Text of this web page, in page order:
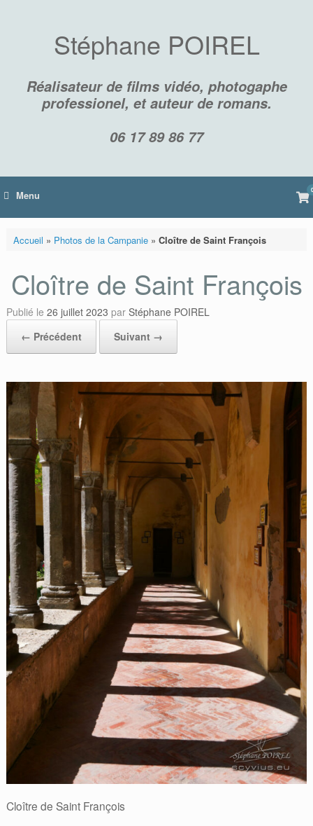
Stéphane POIREL
Réalisateur de films vidéo, photogaphe
professionel, et auteur de romans.
06 17 89 86 77
Menu 0
Accueil » Photos de la Campanie» Cloître de Saint François
Cloître de Saint François
Publié le 26 juillet 2023 par Stéphane POIREL
← Précédent
Suivant →
Cloître de Saint François